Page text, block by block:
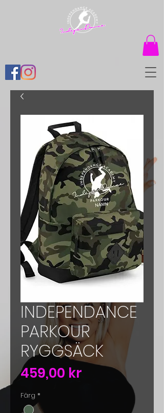
INDEPENDANCE
PARKOUR
RYGGSÄCK
459,00 kr Pris
Färg *